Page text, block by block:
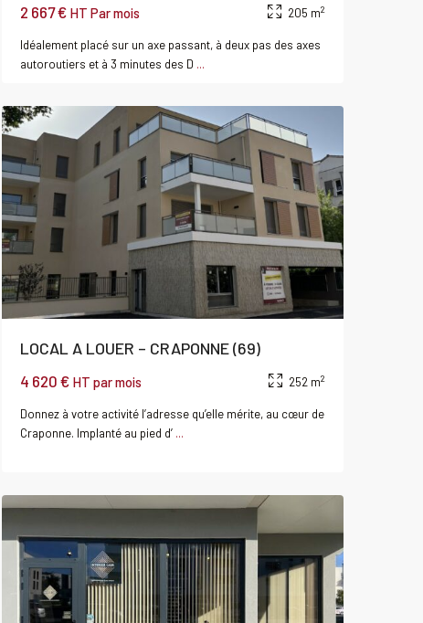
2 667 € HT Par mois 205 m2
Idéalement placé sur un axe passant, à deux pas des axes
autoroutiers et à 3 minutes des D ...
LOCAL A LOUER – CRAPONNE (69)
4 620 € HT par mois 252 m2
Donnez à votre activité l’adresse qu’elle mérite, au cœur de
Craponne. Implanté au pied d’ ...